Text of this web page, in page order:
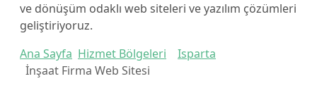
ve dönüşüm odaklı web siteleri ve yazılım çözümleri
geliştiriyoruz.
Ana Sayfa Hizmet Bölgeleri
Isparta
İnşaat Firma Web Sitesi